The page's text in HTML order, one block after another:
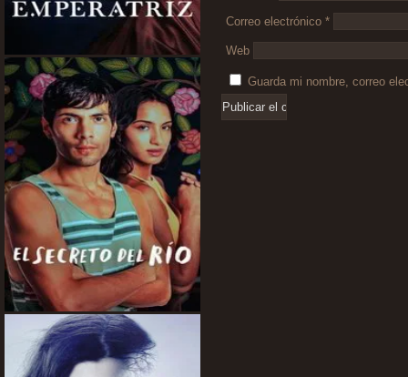
Correo electrónico *
Web
Guarda mi nombre, correo